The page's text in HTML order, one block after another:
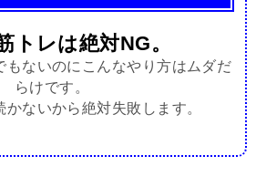
トレは絶対NG。
もないのにこんなやり方はムダだ
らけです。
かないから絶対失敗します。